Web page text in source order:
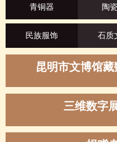
青铜器 陶
民族服饰 石质
昆明市文博馆
三维数字